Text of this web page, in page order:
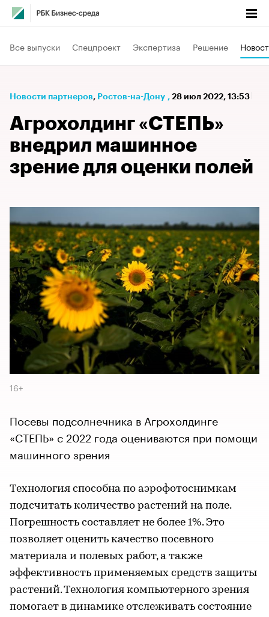
Все выпуски Спецпроект Экспертиза Решение
Новости партнеров⁠, Ростов-на-Дону , 28 июл 2022, 13:53
Агрохолдинг «СТЕПЬ»
внедрил машинное
зрение для оценки полей
16+
Посевы подсолнечника в Агрохолдинге
«СТЕПЬ» с 2022 года оцениваются при помощи
машинного зрения
Технология способна по аэрофотоснимкам
подсчитать количество растений на поле.
Погрешность составляет не более 1%. Это
позволяет оценить качество посевного
материала и полевых работ, а также
эффективность применяемых средств защиты
растений. Технология компьютерного зрения
помогает в динамике отслеживать состояние